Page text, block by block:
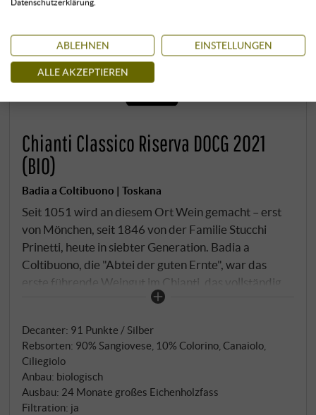
Chianti Classico Riserva DOCG 2021
(BIO)
Badia a Coltibuono | Toskana
Seit 1051 wird an diesem Ort Wein gemacht – erst
von Mönchen, seit 1846 von der Familie Stucchi
Prinetti, heute in siebter Generation. Badia a
Coltibuono, die "Abtei der guten Ernte", war das
erste führende Weingut im Chianti, das vollständig
auf biologischen Anbau umstellte. Die Riserva
historischen Komplementärsorten wie Canaiolo und
Ciliegiolo, gewachsen auf den höchsten Hügeln bei
Gaiole. Spontangärung mit wilden Hefen, drei
Wochen Maischekontakt, dann 24 Monate in
französischen und österreichischen Eichenfässern.
Decanter: 91 Punkte / Silber
Rebsorten: 90% Sangiovese, 10% Colorino, Canaiolo,
Ciliegiolo
Anbau: biologisch
Ausbau: 24 Monate großes Eichenholzfass
Filtration: ja
Datenschutzerklärung.
ABLEHNEN EINSTELLUNGEN
ALLE AKZEPTIEREN